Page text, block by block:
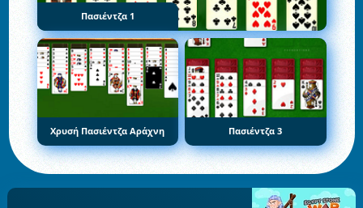
Πασιέντζα 1
Χρυσή Πασιέντζα Αράχνη Πασιέντζα 3